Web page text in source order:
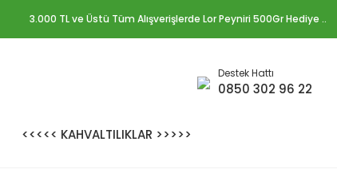
3.000 TL ve Üstü Tüm Alışverişlerde Lor Peyniri 500Gr Hediye ..
Destek Hattı
0850 302 96 22
<<<<< KAHVALTILIKLAR >>>>>